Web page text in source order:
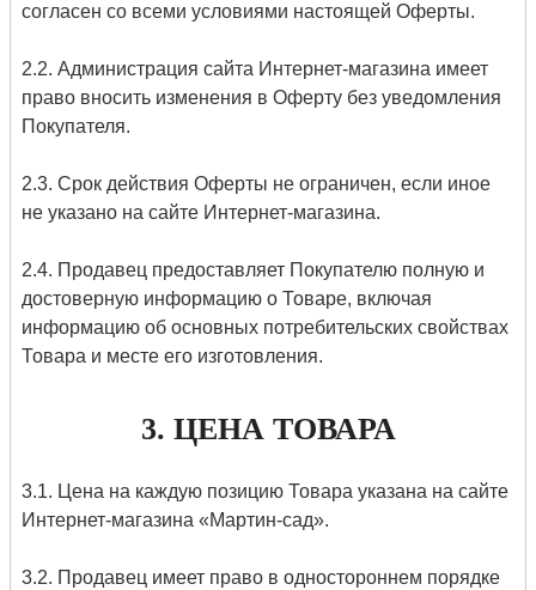
согласен со всеми условиями настоящей Оферты.
2.2. Администрация сайта Интернет-магазина имеет
право вносить изменения в Оферту без уведомления
Покупателя.
2.3. Срок действия Оферты не ограничен, если иное
не указано на сайте Интернет-магазина.
2.4. Продавец предоставляет Покупателю полную и
достоверную информацию о Товаре, включая
информацию об основных потребительских свойствах
Товара и месте его изготовления.
3. ЦЕНА ТОВАРА
3.1. Цена на каждую позицию Товара указана на сайте
Интернет-магазина «Мартин-сад».
3.2. Продавец имеет право в одностороннем порядке